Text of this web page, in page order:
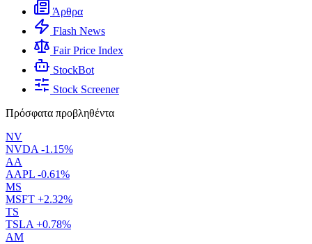
Άρθρα
Flash News
Fair Price Index
StockBot
Stock Screener
Πρόσφατα προβληθέντα
NV
NVDA -1.15%
AA
AAPL -0.61%
MS
MSFT +2.32%
TS
TSLA +0.78%
AM